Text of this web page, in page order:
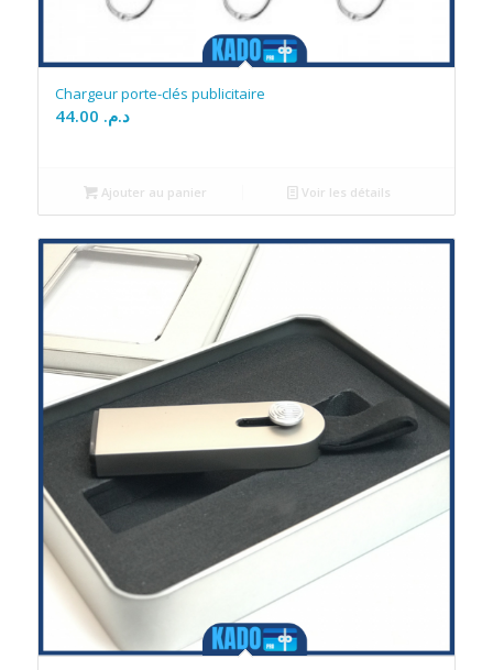
Chargeur porte-clés publicitaire
د.م.
Ajouter au panier Voir les détails